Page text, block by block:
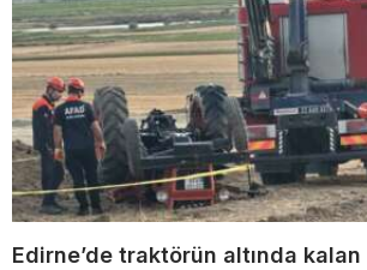
Edirne’de traktörün altında kalan